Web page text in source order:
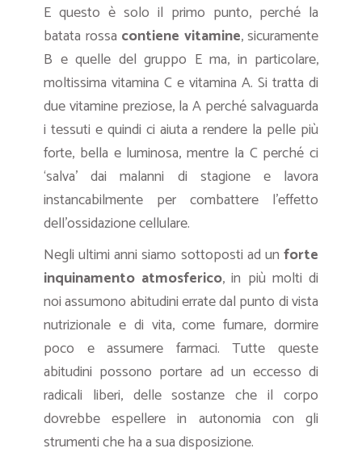
E questo è solo il primo punto, perché la
batata rossa contiene vitamine, sicuramente
B e quelle del gruppo E ma, in particolare,
moltissima vitamina C e vitamina A. Si tratta di
due vitamine preziose, la A perché salvaguarda
i tessuti e quindi ci aiuta a rendere la pelle più
forte, bella e luminosa, mentre la C perché ci
‘salva’ dai malanni di stagione e lavora
instancabilmente per combattere l’effetto
dell’ossidazione cellulare.
Negli ultimi anni siamo sottoposti ad un forte
inquinamento atmosferico, in più molti di
noi assumono abitudini errate dal punto di vista
nutrizionale e di vita, come fumare, dormire
poco e assumere farmaci. Tutte queste
abitudini possono portare ad un eccesso di
radicali liberi, delle sostanze che il corpo
dovrebbe espellere in autonomia con gli
strumenti che ha a sua disposizione.